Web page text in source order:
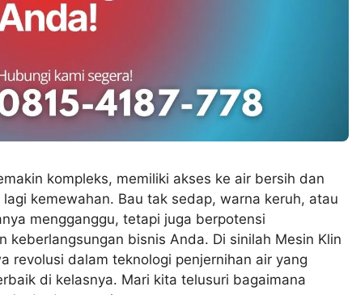
kompleks, memiliki akses ke air bersih dan
kemewahan. Bau tak sedap, warna keruh, atau
mengganggu, tetapi juga berpotensi
keberlangsungan bisnis Anda. Di sinilah Mesin Klin
revolusi dalam teknologi penjernihan air yang
di kelasnya. Mari kita telusuri bagaimana